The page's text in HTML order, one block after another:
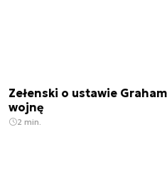
Zełenski o ustawie
wojnę
2 min.